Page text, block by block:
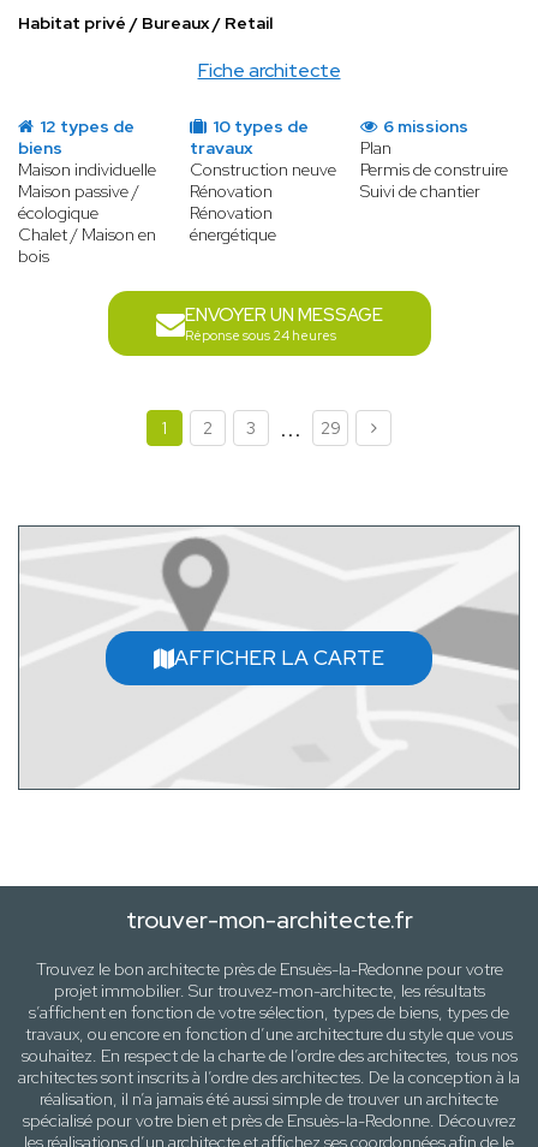
Fiche architecte
Habitat privé / Bureaux / Retail
12 types de
biens
Maison individuelle
Maison passive /
écologique
Chalet / Maison en
bois
10 types de
travaux
Construction neuve
Rénovation
Rénovation
énergétique
6 missions
Plan
Permis de construire
Suivi de chantier
ENVOYER UN MESSAGE
Réponse sous 24 heures
1 2 3 ... 29
AFFICHER LA CARTE
trouver-mon-architecte.fr
Trouvez le bon architecte près de Ensuès-la-Redonnepour votre
projet immobilier. Sur trouvez-mon-architecte, les résultats
s’affichent en fonction de votre sélection, types de biens, types de
travaux, ou encore en fonction d’une architecturedu style que vous
souhaitez. En respect de la charte de l’ordre des architectes, tous nos
architectes sont inscrits à l’ordre des architectes. De la conception à la
réalisation, il n’a jamais été aussi simple de trouver un architecte
spécialisé pour votre bien et près de Ensuès-la-Redonne. Découvrez
les réalisations d’un architecte et affichez ses coordonnées afin de le